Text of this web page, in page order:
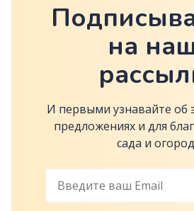
на
И первыми узнавайте об
предложениях и для
сада и